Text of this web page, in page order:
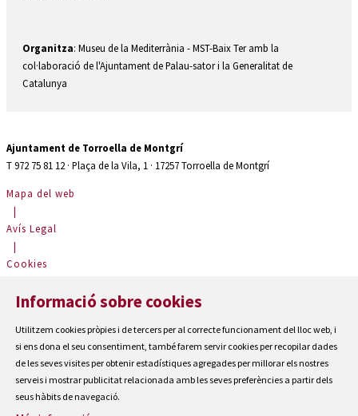
Organitza: Museu de la Mediterrània - MST-Baix Ter amb la
col·laboració de l'Ajuntament de Palau-sator i la Generalitat de
Catalunya
Ajuntament de Torroella de Montgrí
T 972 75 81 12 · Plaça de la Vila, 1 · 17257 Torroella de Montgrí
Mapa del web
|
Avís Legal
|
Cookies
Contactar
Accessibilitat
Informació sobre cookies
Utilitzem cookies pròpies i de tercers per al correcte funcionament del lloc web, i
si ens dona el seu consentiment, també farem servir cookies per recopilar dades
de les seves visites per obtenir estadístiques agregades per millorar els nostres
serveis i mostrar publicitat relacionada amb les seves preferències a partir dels
seus hàbits de navegació.